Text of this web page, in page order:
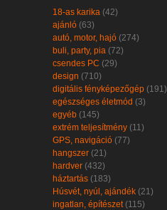
18-as karika (42)
ajánló (63)
autó, motor, hajó (274)
buli, party, pia (72)
csendes PC (29)
design (710)
digitális fényképezőgép (191)
egészséges életmód (3)
egyéb (145)
extrém teljesítmény (11)
GPS, navigáció (77)
hangszer (21)
hardver (432)
háztartás (183)
Húsvét, nyúl, ajándék (21)
ingatlan, építészet (115)